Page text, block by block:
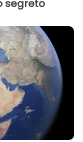
segreto